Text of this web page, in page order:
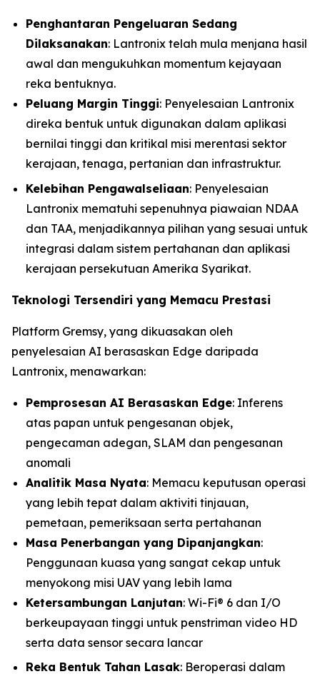
Penghantaran Pengeluaran Sedang
Dilaksanakan: Lantronix telah mula menjana hasil
awal dan mengukuhkan momentum kejayaan
reka bentuknya.
Peluang Margin Tinggi: Penyelesaian Lantronix
direka bentuk untuk digunakan dalam aplikasi
bernilai tinggi dan kritikal misi merentasi sektor
kerajaan, tenaga, pertanian dan infrastruktur.
Kelebihan Pengawalseliaan: Penyelesaian
Lantronix mematuhi sepenuhnya piawaian NDAA
dan TAA, menjadikannya pilihan yang sesuai untuk
integrasi dalam sistem pertahanan dan aplikasi
kerajaan persekutuan Amerika Syarikat.
Teknologi Tersendiri yang Memacu Prestasi
Platform Gremsy, yang dikuasakan oleh
penyelesaian AI berasaskan Edge daripada
Lantronix, menawarkan:
Pemprosesan AI Berasaskan Edge: Inferens
atas papan untuk pengesanan objek,
pengecaman adegan, SLAM dan pengesanan
anomali
Analitik Masa Nyata: Memacu keputusan operasi
yang lebih tepat dalam aktiviti tinjauan,
pemetaan, pemeriksaan serta pertahanan
Masa Penerbangan yang Dipanjangkan:
Penggunaan kuasa yang sangat cekap untuk
menyokong misi UAV yang lebih lama
Ketersambungan Lanjutan: Wi-Fi® 6 dan I/O
berkeupayaan tinggi untuk penstriman video HD
serta data sensor secara lancar
Reka Bentuk Tahan Lasak: Beroperasi dalam